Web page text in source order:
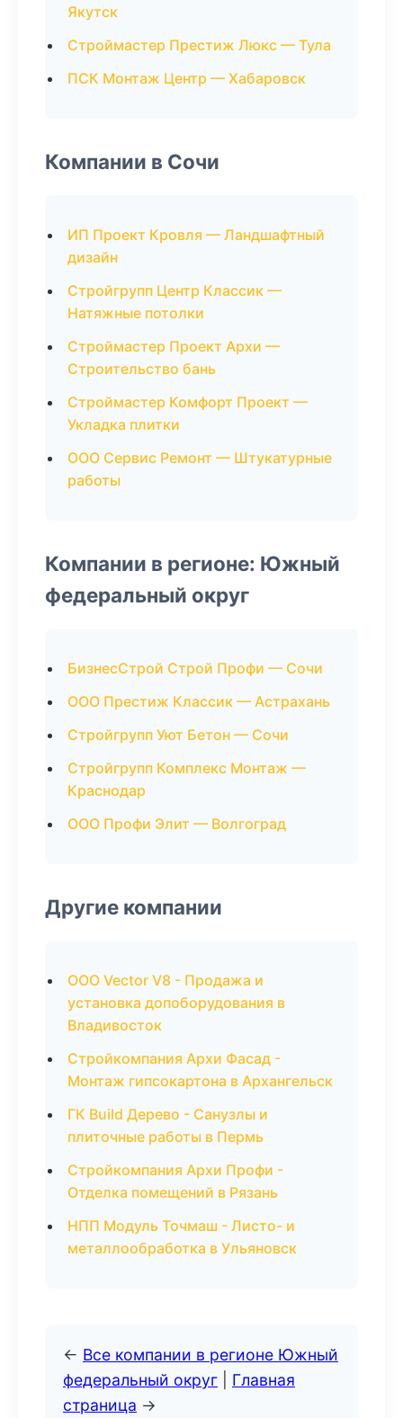
Якутск
Строймастер Престиж Люкс — Тула
ПСК Монтаж Центр — Хабаровск
Компании в Сочи
ИП Проект Кровля — Ландшафтный
дизайн
Стройгрупп Центр Классик —
Натяжные потолки
Строймастер Проект Архи —
Строительство бань
Строймастер Комфорт Проект —
Укладка плитки
ООО Сервис Ремонт — Штукатурные
работы
Компании в регионе: Южный
федеральный округ
БизнесСтрой Строй Профи — Сочи
ООО Престиж Классик — Астрахань
Стройгрупп Уют Бетон — Сочи
Стройгрупп Комплекс Монтаж —
Краснодар
ООО Профи Элит — Волгоград
Другие компании
ООО Vector V8 - Продажа и
установка допоборудования в
Владивосток
Стройкомпания Архи Фасад -
Монтаж гипсокартона в Архангельск
ГК Build Дерево - Санузлы и
плиточные работы в Пермь
Стройкомпания Архи Профи -
Отделка помещений в Рязань
НПП Модуль Точмаш - Листо- и
металлообработка в Ульяновск
← Все компании в регионе Южный
федеральный округ
Главная
страница →